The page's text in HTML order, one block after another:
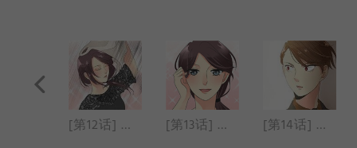
[第12话] 美男家族? [第13话] 美男夫妇的历史（4） [第14话] 美男的作用